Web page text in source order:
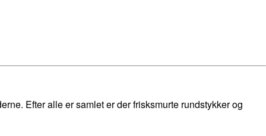
Efter alle er samlet er der frisksmurte rundstykker og